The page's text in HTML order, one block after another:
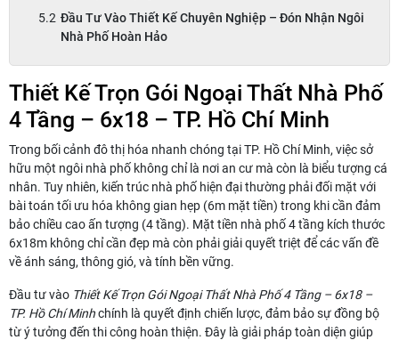
Đầu Tư Vào Thiết Kế Chuyên Nghiệp – Đón Nhận Ngôi
Nhà Phố Hoàn Hảo
Thiết Kế Trọn Gói Ngoại Thất Nhà Phố
4 Tầng – 6x18 – TP. Hồ Chí Minh
Trong bối cảnh đô thị hóa nhanh chóng tại TP. Hồ Chí Minh, việc sở
hữu một ngôi nhà phố không chỉ là nơi an cư mà còn là biểu tượng cá
nhân. Tuy nhiên, kiến trúc nhà phố hiện đại thường phải đối mặt với
bài toán tối ưu hóa không gian hẹp (6m mặt tiền) trong khi cần đảm
bảo chiều cao ấn tượng (4 tầng). Mặt tiền nhà phố 4 tầng kích thước
6x18m không chỉ cần đẹp mà còn phải giải quyết triệt để các vấn đề
về ánh sáng, thông gió, và tính bền vững.
Đầu tư vào Thiết Kế Trọn Gói Ngoại Thất Nhà Phố 4 Tầng – 6x18 –
TP. Hồ Chí Minhchính là quyết định chiến lược, đảm bảo sự đồng bộ
từ ý tưởng đến thi công hoàn thiện. Đây là giải pháp toàn diện giúp